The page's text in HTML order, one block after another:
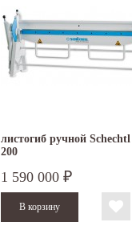
листогиб ручной
200
1 590 000 ₽